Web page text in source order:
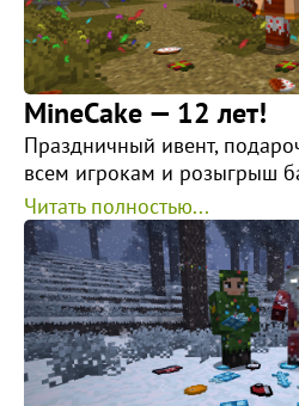
MineCake — 12 лет!
Праздничный ивент,
всем игрокам и розыгрыш
Читать полностью...